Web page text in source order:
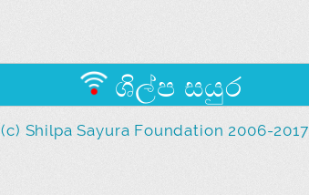
ශිල්ප සයුර
(c) Shilpa Sayura Foundation 2006-2017